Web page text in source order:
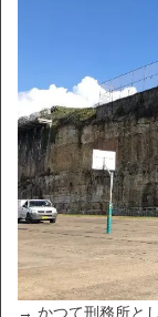
→ かつて刑務所と